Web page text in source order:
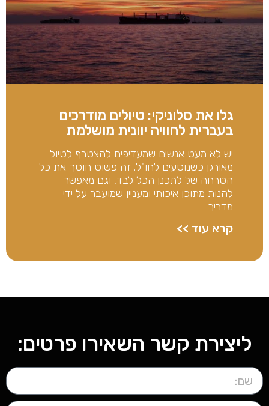
גלו את סלוניקי: טיולים מודרכים
בעברית לחוויה יוונית מושלמת
יש לא מעט אנשים שמעדיפים להצטרף לטיול
מאורגן כשנוסעים לחו"ל. זה פשוט חוסך את כל
הטרחה של לתכנן הכל לבד, וגם מאפשר
להנות מתוכן איכותי ומעניין שמועבר על ידי
מדריך
קרא עוד >>
ליצירת קשר השאירו פרטים: